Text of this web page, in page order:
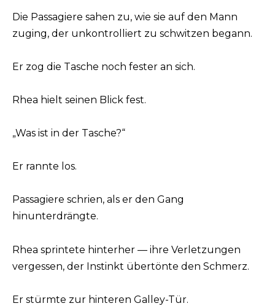
Die Passagiere sahen zu, wie sie auf den Mann
zuging, der unkontrolliert zu schwitzen begann.
Er zog die Tasche noch fester an sich.
Rhea hielt seinen Blick fest.
„Was ist in der Tasche?“
Er rannte los.
Passagiere schrien, als er den Gang
hinunterdrängte.
Rhea sprintete hinterher — ihre Verletzungen
vergessen, der Instinkt übertönte den Schmerz.
Er stürmte zur hinteren Galley-Tür.